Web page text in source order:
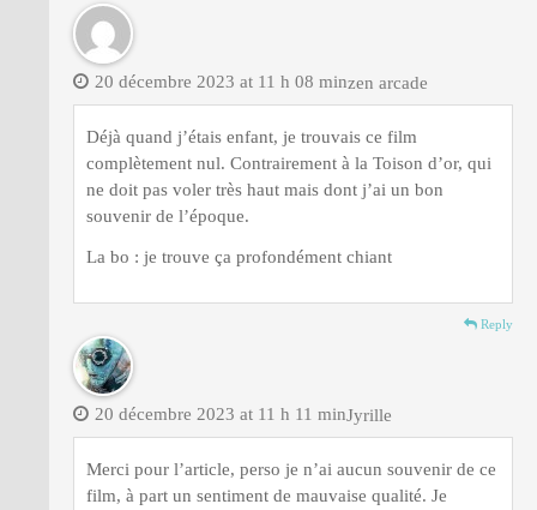
zen arcade
20 décembre 2023 at 11 h 08 min
Déjà quand j’étais enfant, je trouvais ce film
complètement nul. Contrairement à la Toison d’or, qui
ne doit pas voler très haut mais dont j’ai un bon
souvenir de l’époque.
La bo : je trouve ça profondément chiant
Reply
Jyrille
20 décembre 2023 at 11 h 11 min
Merci pour l’article, perso je n’ai aucun souvenir de ce
film, à part un sentiment de mauvaise qualité. Je